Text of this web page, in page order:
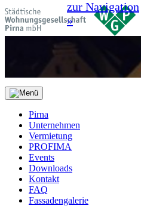
zur Navigation
»
Pirna
Unternehmen
Vermietung
PROFIMA
Events
Downloads
Kontakt
FAQ
Fassadengalerie